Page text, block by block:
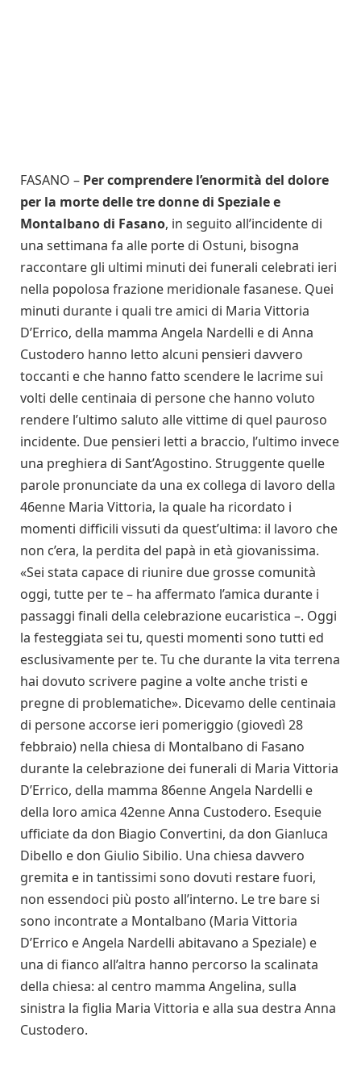
FASANO – Per comprendere l’enormità del dolore
per la morte delle tre donne di Speziale e
Montalbano di Fasano, in seguito all’incidente di
una settimana fa alle porte di Ostuni, bisogna
raccontare gli ultimi minuti dei funerali celebrati ieri
nella popolosa frazione meridionale fasanese. Quei
minuti durante i quali tre amici di Maria Vittoria
D’Errico, della mamma Angela Nardelli e di Anna
Custodero hanno letto alcuni pensieri davvero
toccanti e che hanno fatto scendere le lacrime sui
volti delle centinaia di persone che hanno voluto
rendere l’ultimo saluto alle vittime di quel pauroso
incidente. Due pensieri letti a braccio, l’ultimo invece
una preghiera di Sant’Agostino. Struggente quelle
parole pronunciate da una ex collega di lavoro della
46enne Maria Vittoria, la quale ha ricordato i
momenti difficili vissuti da quest’ultima: il lavoro che
non c’era, la perdita del papà in età giovanissima.
«Sei stata capace di riunire due grosse comunità
oggi, tutte per te – ha affermato l’amica durante i
passaggi finali della celebrazione eucaristica –. Oggi
la festeggiata sei tu, questi momenti sono tutti ed
esclusivamente per te. Tu che durante la vita terrena
hai dovuto scrivere pagine a volte anche tristi e
pregne di problematiche». Dicevamo delle centinaia
di persone accorse ieri pomeriggio (giovedì 28
febbraio) nella chiesa di Montalbano di Fasano
durante la celebrazione dei funerali di Maria Vittoria
D’Errico, della mamma 86enne Angela Nardelli e
della loro amica 42enne Anna Custodero. Esequie
ufficiate da don Biagio Convertini, da don Gianluca
Dibello e don Giulio Sibilio. Una chiesa davvero
gremita e in tantissimi sono dovuti restare fuori,
non essendoci più posto all’interno. Le tre bare si
sono incontrate a Montalbano (Maria Vittoria
D’Errico e Angela Nardelli abitavano a Speziale) e
una di fianco all’altra hanno percorso la scalinata
della chiesa: al centro mamma Angelina, sulla
sinistra la figlia Maria Vittoria e alla sua destra Anna
Custodero.